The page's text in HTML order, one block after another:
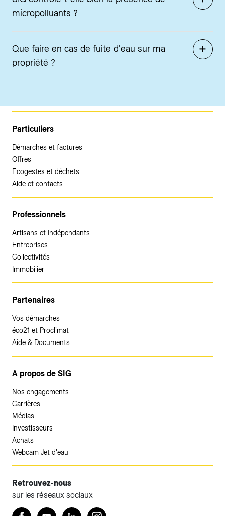
micropolluants ?
Que faire en cas de fuite d'eau sur ma
propriété ?
Particuliers
Démarches et factures
Offres
Ecogestes et déchets
Aide et contacts
Professionnels
Artisans et Indépendants
Entreprises
Collectivités
Immobilier
Partenaires
Vos démarches
éco21 et Proclimat
Aide & Documents
A propos de SIG
Nos engagements
Carrières
Médias
Investisseurs
Achats
Webcam Jet d'eau
Retrouvez-nous
sur les réseaux sociaux
Retrouvez nous sur Facebook
YoutubeLinkedInInstagram
Accéder à votre espace client SIG.